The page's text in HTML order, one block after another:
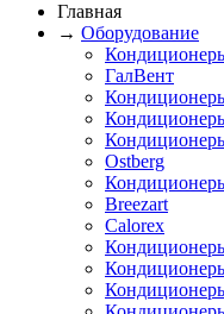
Главная
→ Оборудование
ГалВент
Ostberg
Breezart
Calorex